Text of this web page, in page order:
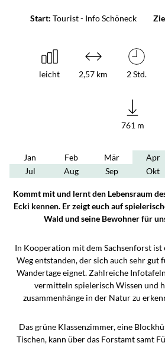
Start: Tourist - Info Schöneck
leicht 2,57 km 2 Std.
761 m
Jan Feb Mär Apr
Jul
Aug Sep Okt
Kommt mit und lernt den Lebensraum
Ecki kennen. Er zeigt euch auf
Wald und seine Bewohner für
In Kooperation mit dem Sachsenforst
Weg entstanden, der sich auch sehr gut
Wandertage eignet. Zahlreiche
vermitteln spielerisch Wissen und
zusammenhänge in der Natur zu
Das grüne Klassenzimmer, eine
Tischen, kann über das Forstamt samt